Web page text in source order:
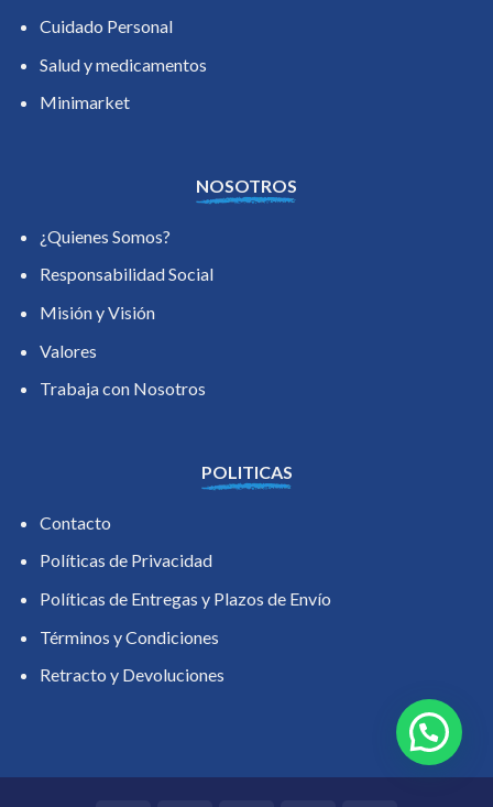
Cuidado Personal
Salud y medicamentos
Minimarket
NOSOTROS
¿Quienes Somos?
Responsabilidad Social
Misión y Visión
Valores
Trabaja con Nosotros
POLITICAS
Contacto
Políticas de Privacidad
Políticas de Entregas y Plazos de Envío
Términos y Condiciones
Retracto y Devoluciones